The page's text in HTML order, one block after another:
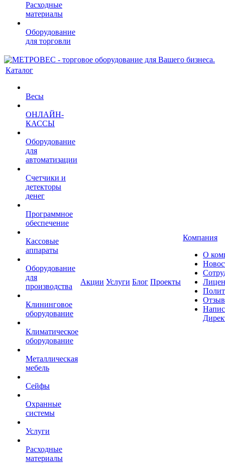
Расходные
материалы
Оборудование
для торговли
Каталог
Весы
ОНЛАЙН-
КАССЫ
Оборудование
для
автоматизации
Счетчики и
детекторы
денег
Программное
обеспечение
Кассовые
аппараты
Оборудование
для
производства
Клининговое
оборудование
Климатическое
оборудование
Металлическая
мебель
Сейфы
Охранные
системы
Услуги
Расходные
материалы
Акции Услуги Блог Проекты
Компания
О